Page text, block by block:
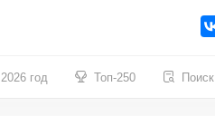
2026 год Топ-250 Поиск